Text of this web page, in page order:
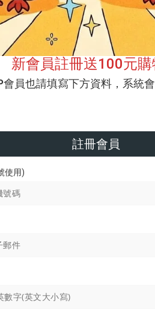
新會員註冊送100元購
會員也請填寫下方資料，系統
註冊會員
使用)